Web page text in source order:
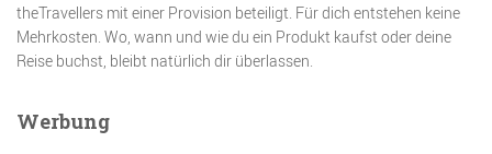
theTravellers mit einer Provision beteiligt. Für dich entstehen keine
Mehrkosten. Wo, wann und wie du ein Produkt kaufst oder deine
Reise buchst, bleibt natürlich dir überlassen.
Werbung